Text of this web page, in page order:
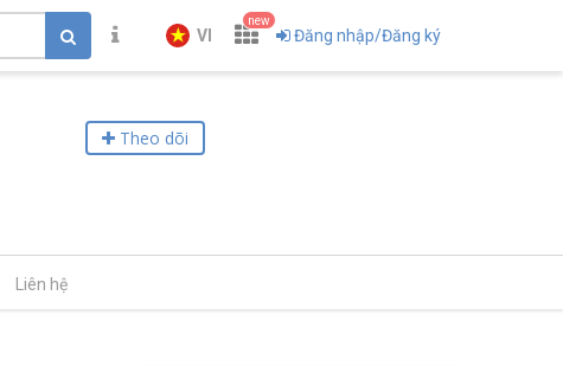
VI
new
Đăng nhập/Đăng ký
Theo dõi
Liên hệ